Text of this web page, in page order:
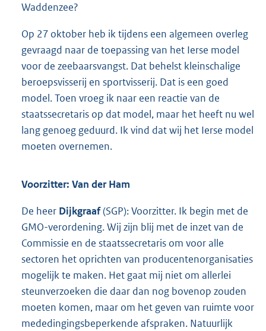
Waddenzee?
Op 27 oktober heb ik tijdens een algemeen overleg
gevraagd naar de toepassing van het Ierse model
voor de zeebaarsvangst. Dat behelst kleinschalige
beroepsvisserij en sportvisserij. Dat is een goed
model. Toen vroeg ik naar een reactie van de
staatssecretaris op dat model, maar het heeft nu wel
lang genoeg geduurd. Ik vind dat wij het Ierse model
moeten overnemen.
Voorzitter: Van der Ham
De heer Dijkgraaf(SGP): Voorzitter. Ik begin met de
GMO-verordening. Wij zijn blij met de inzet van de
Commissie en de staatssecretaris om voor alle
sectoren het oprichten van producentenorganisaties
mogelijk te maken. Het gaat mij niet om allerlei
steunverzoeken die daar dan nog bovenop zouden
moeten komen, maar om het geven van ruimte voor
mededingingsbeperkende afspraken. Natuurlijk